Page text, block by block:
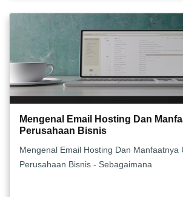
Mengenal Email Hosting Dan
Perusahaan Bisnis
Mengenal Email Hosting Dan Manfaatnya
Perusahaan Bisnis - Sebagaimana